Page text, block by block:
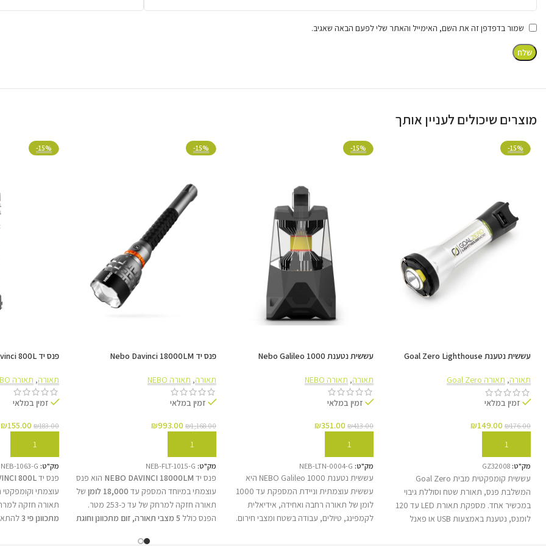
תאורה מתקדמת וחיבור אנרגטי מושלם
ה-Skylight נפתחת לגובה עבודה מדהים של עד 4.5
מטר, מה
שמאפשר פיזור אור רחב ומהיר לאזורי עבודה נרחבים. ההתקנה מהירה ופשוטה וכוללת 3 יתדות לייצוב
עמיד
ואיתן גם בתנאי שטח מאתגרים.
מוצר שנועד להיות איתכם בשטח: בקמפינג וטיולים עמוק בטבע, באתרי
בנייה או כגיבוי לשעת חירום והפסקות חשמל ממושכות.
זמני תאורה ארוכים –
עם ובלי סוללה מרכזית
המערכת מצוידת בסוללה פנימית
שעות באור נמוך ועד שעה באור מירבי),
שמור בדפדפן זה את השם, האימייל והאתר שלי לפעם הבאה שאגיב.
מוצרים שיכולים לעניין אותך
-15%
עששית נטענת Goal Zero Lighthouse
תאורה, תאורה Goal Zero
זמין במלאי
₪176.00
₪149.00
הוספה לסל
מק"ט:GZ32008
עששית קומפקטית מבית Goal Zero
המשלבת פנס, תאורת שטח וסוללת גיבוי
במכשיר אחד. מספקת תאורת LED עד 120
לומנס, נטענת באמצעות USB או פאנל
-15%
עששית נטענת Nebo Galileo 1000
תאורה, תאורה NEBO
זמין במלאי
₪413.00
₪351.00
הוספה לסל
מק"ט: NEB-LTN-0004-G
עששית נטענת NEBO Galileo 1000 היא
עששית עוצמתית וניידת המספקת עד 1000
לומן של תאורה רחבה ואחידה, אידיאלית
לקמפינג, טיולים, עבודה בשטח ומצבי חירום.
-15%
פנס יד Nebo Davinci 18000LM
תאורה, תאורה NEBO
זמין במלאי
₪1,168.00
₪993.00
הוספה לסל
מק"ט: NEB-FLT-1015-G
פנס יד NEBO DAVINCI 18000LM הוא פנס
עוצמתי במיוחד המספק עד 18,000 לומן
של
תאורה חזקה למרחק של עד כ-253 מטר.
הפנס כולל
5 מצבי תאורה, זום מתכוונן וחוגת
-15%
פנס יד Nebo Davinci 800L
תאורה, תאורה NEBO
זמין במלאי
₪183.00
₪155.00
הוספה לסל
מק"ט: NEB-1063-G
פנס יד800L
עוצמתי
תאורה חזקה
מתכוונן פי 3